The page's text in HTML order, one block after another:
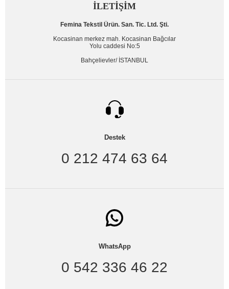
İLETİŞİM
Femina Tekstil Ürün. San. Tic. Ltd. Şti.
Kocasinan merkez mah. Kocasinan Bağcılar
Yolu caddesi No:5
Bahçelievler/ İSTANBUL
Destek
0 212 474 63 64
WhatsApp
0 542 336 46 22